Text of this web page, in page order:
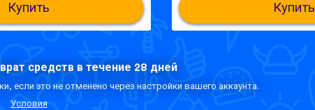
Купить Купить
средств в течение 28 дней
если это не отменено через настройки вашего аккаунта.
Условия